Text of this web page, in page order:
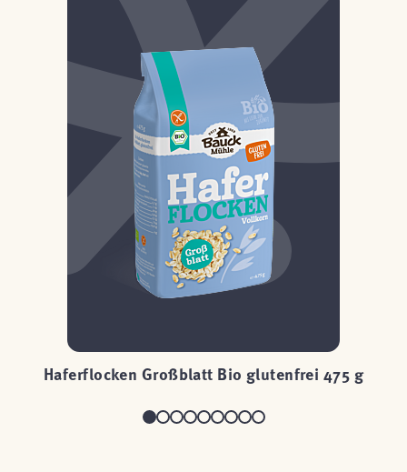
Haferflocken Großblatt Bio glutenfrei 475 g